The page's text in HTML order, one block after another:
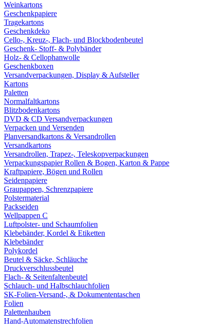
Weinkartons
Geschenkpapiere
Tragekartons
Geschenkdeko
Cello-, Kreuz-, Flach- und Blockbodenbeutel
Geschenk- Stoff- & Polybänder
Holz- & Cellophanwolle
Geschenkboxen
Versandverpackungen, Display & Aufsteller
Kartons
Paletten
Normalfaltkartons
Blitzbodenkartons
DVD & CD Versandverpackungen
Verpacken und Versenden
Planversandkartons & Versandrollen
Versandkartons
Versandrollen, Trapez-, Teleskopverpackungen
Verpackungspapier Rollen & Bogen, Karton & Pappe
Kraftpapiere, Bögen und Rollen
Seidenpapiere
Graupappen, Schrenzpapiere
Polstermaterial
Packseiden
Wellpappen C
Luftpolster- und Schaumfolien
Klebebänder, Kordel & Etiketten
Klebebänder
Polykordel
Beutel & Säcke, Schläuche
Druckverschlussbeutel
Flach- & Seitenfaltenbeutel
Schlauch- und Halbschlauchfolien
SK-Folien-Versand-, & Dokumententaschen
Folien
Palettenhauben
Hand-Automatenstrechfolien